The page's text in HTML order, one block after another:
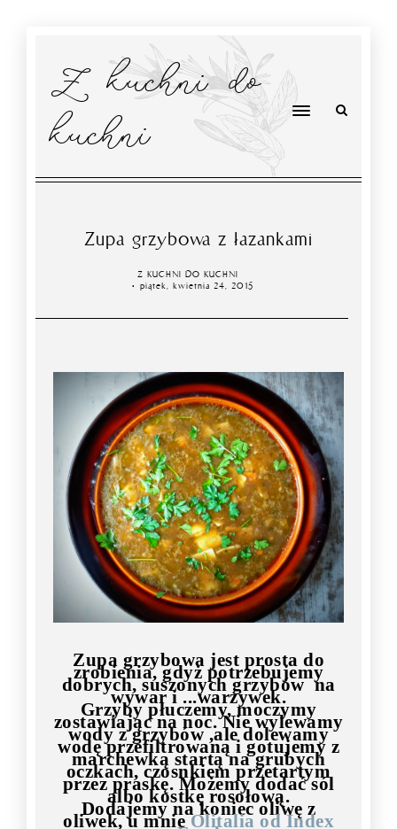
Z kuchni do
kuchni
Zupa grzybowa z łazankami
Z KUCHNI DO KUCHNI
piątek, kwietnia 24, 2015
Zupa grzybowa jest prosta do
zrobienia, gdyż potrzebujemy
dobrych, suszonych grzybów na
wywar i ...warzywek.
Grzyby płuczemy, moczymy
zostawiając na noc. Nie wylewamy
wody z grzybów ,ale dolewamy
wodę przefiltrowaną i gotujemy z
marchewką startą na grubych
oczkach, czosnkiem przetartym
przez praskę. Możemy dodać sól
albo kostkę rosołową.
Dodajemy na koniec oliwę z
oliwek, u mnieOlitalia od Index